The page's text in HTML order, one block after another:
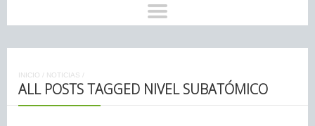
INICIO / NOTICIAS /
ALL POSTS TAGGED NIVEL SUBATÓMICO